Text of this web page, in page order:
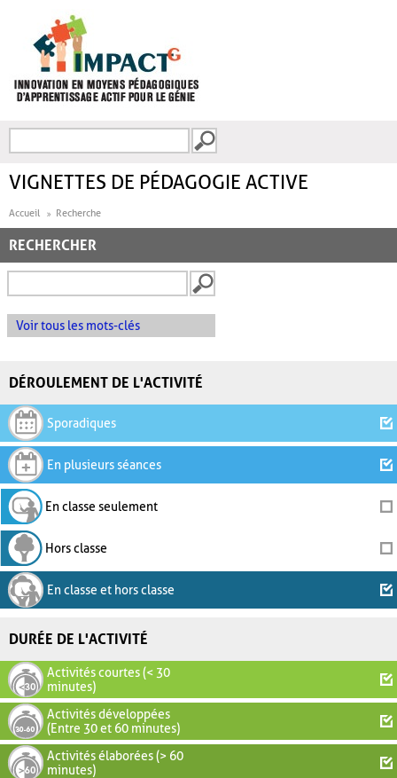
FORMULAIRE DE
VIGNETTES DE PÉDAGOGIE ACTIVE
Accueil Recherche
RECHERCHER
Voir tous les mots-clés
DÉROULEMENT DE L'ACTIVITÉ
Sporadiques
En plusieurs séances
En classe seulement
Hors classe
En classe et hors classe
DURÉE DE L'ACTIVITÉ
Activités courtes (< 30
minutes)
Activités développées
(Entre 30 et 60 minutes)
Activités élaborées (> 60
minutes)